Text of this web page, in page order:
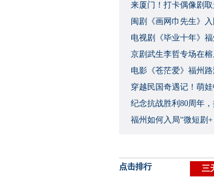
来厦门！打卡偶像剧
闽剧《画网巾先生》
电视剧《毕业十年》
破
京剧武生李哲专场在
电影《苍茫爱》福州
穿越民国奇遇记！萌
纪念抗战胜利80周年
福州如何入局“微短剧+
点击排行 三